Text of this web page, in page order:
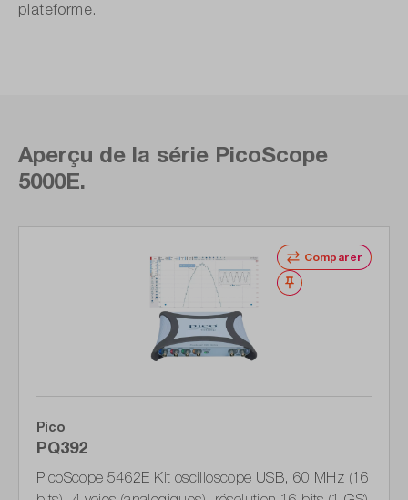
plateforme.
Aperçu de la série PicoScope
5000E.
Comparer
Noter
Pico
PQ392
PicoScope 5462E Kit oscilloscope USB, 60 MHz (16